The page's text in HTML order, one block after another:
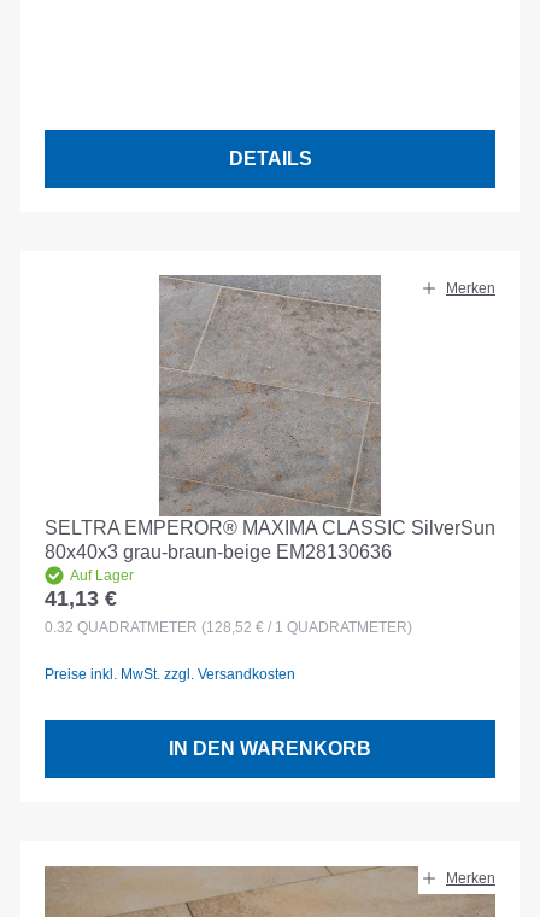
DETAILS
Merken
SELTRA EMPEROR® MAXIMA CLASSIC SilverSun
80x40x3 grau-braun-beige EM28130636
Auf Lager
Regulärer Preis:
41,13 €
0.32 QUADRATMETER (128,52 € / 1 QUADRATMETER)
Preise inkl. MwSt. zzgl. Versandkosten
IN DEN WARENKORB
Merken